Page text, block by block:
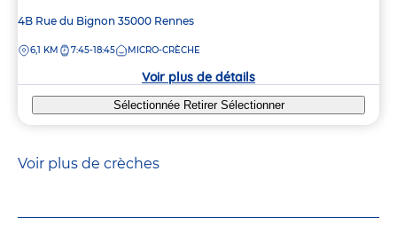
Adresse
la
4B Rue du Bignon 35000 Rennes
DISTANCE
6,1 KM 7:45-18:45 MICRO-CRÈCHE
Voir plus de détails
Sélectionnée Retirer Sélectionner
Voir plus de crèches